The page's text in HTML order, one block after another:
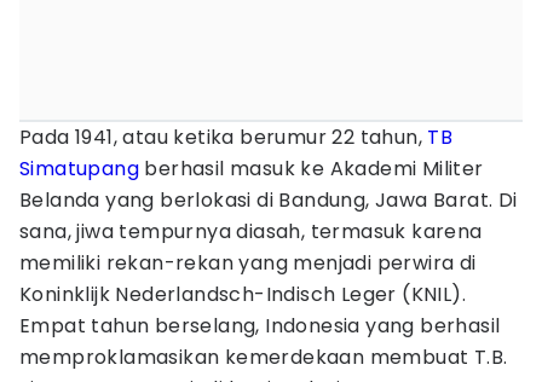
Pada 1941, atau ketika berumur 22 tahun, TB
Simatupang berhasil masuk ke Akademi Militer
Belanda yang berlokasi di Bandung, Jawa Barat. Di
sana, jiwa tempurnya diasah, termasuk karena
memiliki rekan-rekan yang menjadi perwira di
Koninklijk Nederlandsch-Indisch Leger (KNIL).
Empat tahun berselang, Indonesia yang berhasil
memproklamasikan kemerdekaan membuat T.B.